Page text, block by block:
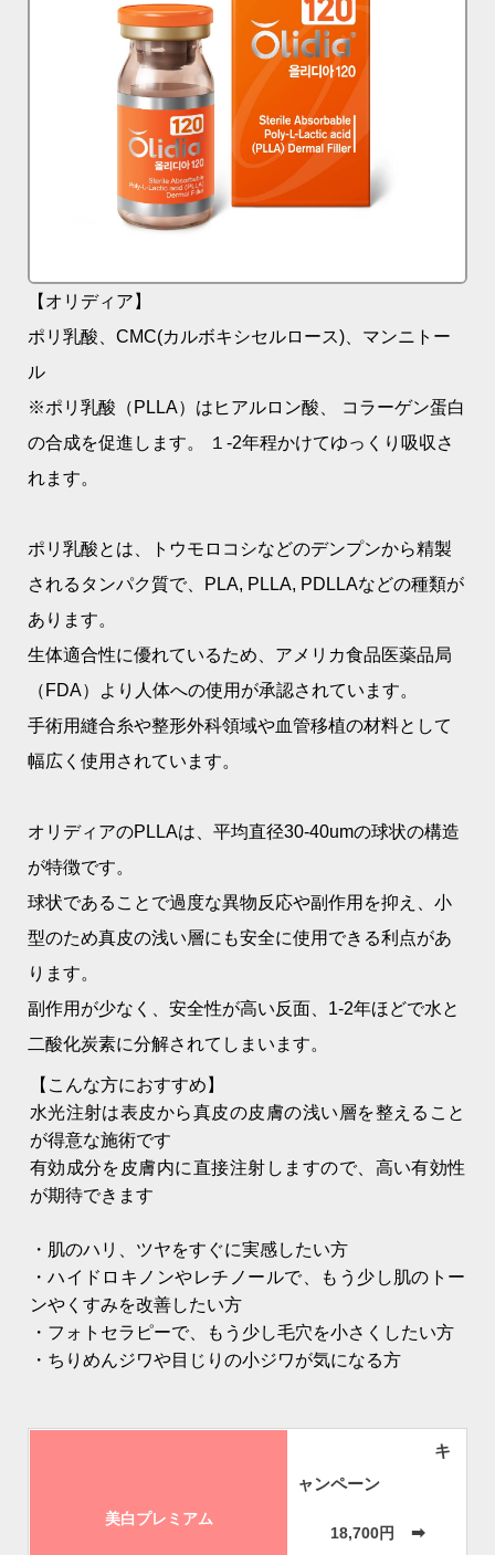
【オリディア】
ポリ乳酸、CMC(カルボキシセルロース)、マンニトー
ル
※ポリ乳酸（PLLA）はヒアルロン酸、 コラーゲン蛋白
の合成を促進します。 １-2年程かけてゆっくり吸収さ
れます。
ポリ乳酸とは、トウモロコシなどのデンプンから精製
されるタンパク質で、PLA, PLLA, PDLLAなどの種類が
あります。
生体適合性に優れているため、アメリカ食品医薬品局
（FDA）より人体への使用が承認されています。
手術用縫合糸や整形外科領域や血管移植の材料として
幅広く使用されています。
オリディアのPLLAは、平均直径30-40umの球状の構造
が特徴です。
球状であることで過度な異物反応や副作用を抑え、小
型のため真皮の浅い層にも安全に使用できる利点があ
ります。
副作用が少なく、安全性が高い反面、1-2年ほどで水と
二酸化炭素に分解されてしまいます。
【こんな方におすすめ】
水光注射は表皮から真皮の皮膚の浅い層を整えること
が得意な施術です
有効成分を皮膚内に直接注射しますので、高い有効性
が期待できます
・肌のハリ、ツヤをすぐに実感したい方
・ハイドロキノンやレチノールで、もう少し肌のトー
ンやくすみを改善したい方
・フォトセラピーで、もう少し毛穴を小さくしたい方
・ちりめんジワや目じりの小ジワが気になる方
美白プレミアム
キ
ャンペーン
18,700円 ➡